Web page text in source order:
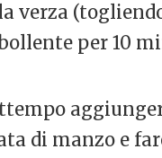
verza
per 10
di manzo e